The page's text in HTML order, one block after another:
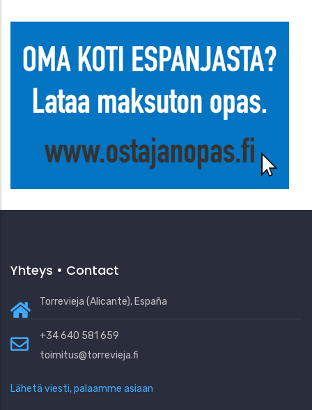
Yhteys • Contact
Torrevieja (Alicante), España
+34 640 581 659
toimitus@torrevieja.fi
Lähetä viesti, palaamme asiaan